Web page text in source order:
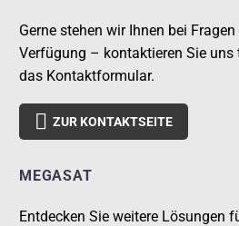
Gerne stehen wir Ihnen bei
Verfügung – kontaktieren Sie uns
das Kontaktformular.
 ZUR KONTAKTSEITE
MEGASAT
Entdecken Sie weitere Lösungen